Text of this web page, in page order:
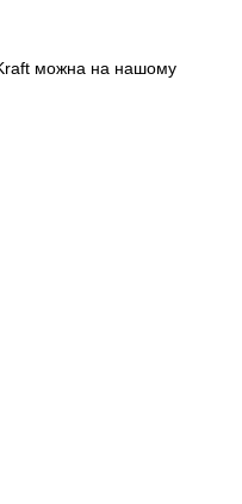
Kraft можна на нашому